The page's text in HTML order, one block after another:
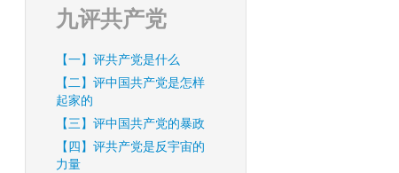
九评共产党
【一】评共产党是什么
【二】评中国共产党是怎样
起家的
【三】评中国共产党的暴政
【四】评共产党是反宇宙的
力量